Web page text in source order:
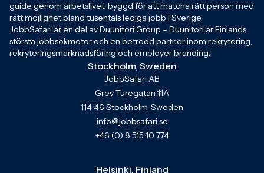
guide genom arbetslivet, byggd för att matcha rätt person med
rätt möjlighet bland tusentals lediga jobb i Sverige.
JobbSafari är en del av Duunitori Group – Duunitori är Finlands
största jobbsökmotor och en betrodd partner inom rekrytering,
rekryteringsmarknadsföring och employer branding.
Stockholm, Sweden
JobbSafari AB
Grev Turegatan 11A
114 46 Stockholm, Sweden
info@jobbsafari.se
+46 (0) 8 515 10 774
Helsinki, Finland